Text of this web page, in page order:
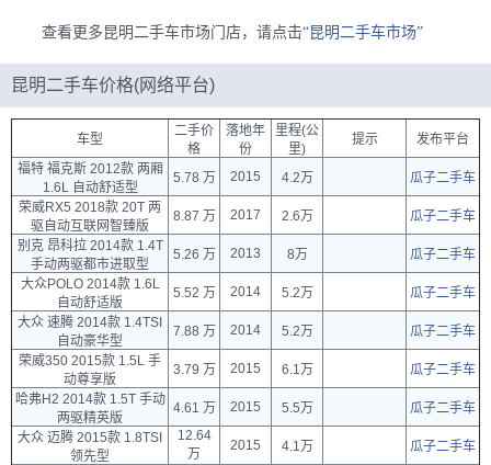
查看更多昆明二手车市场门店，请点击“昆明二手车市场”
昆明二手车价格(网络平台)
车型
二手价
格
落地年
份
里程(公
里)
提示
发布平台
福特 福克斯 2012款 两厢
1.6L 自动舒适型
5.78 万 2015 4.2万
瓜子二手车
荣威RX5 2018款 20T 两
驱自动互联网智臻版
8.87 万 2017 2.6万
瓜子二手车
别克 昂科拉 2014款 1.4T
手动两驱都市进取型
5.26 万 2013 8万
瓜子二手车
大众POLO 2014款 1.6L
自动舒适版
5.52 万 2014 5.2万
瓜子二手车
大众 速腾 2014款 1.4TSI
自动豪华型
7.88 万 2014 5.2万
瓜子二手车
荣威350 2015款 1.5L 手
动尊享版
3.79 万 2015 6.1万
瓜子二手车
哈弗H2 2014款 1.5T 手动
两驱精英版
4.61 万 2015 5.5万
瓜子二手车
大众 迈腾 2015款 1.8TSI
领先型
12.64
万
2015 4.1万
瓜子二手车